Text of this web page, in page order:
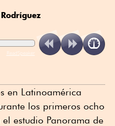
ReadSpeaker
en Latinoamérica
los primeros ocho
estudio Panorama de